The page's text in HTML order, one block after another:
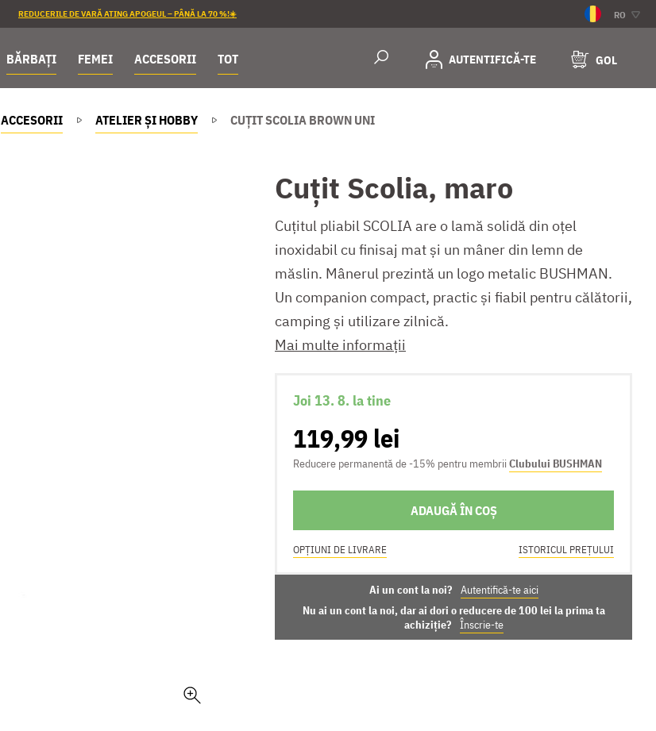
REDUCERILE DE VARĂ ATING APOGEUL – PÂNĂ LA 70 %!☀️ RO
BĂRBAȚI FEMEI ACCESORII TOT AUTENTIFICĂ-TE GOL
ACCESORII ATELIER ȘI HOBBY CUȚIT SCOLIA BROWN UNI
Cuțit Scolia, maro
Cuțitul pliabil SCOLIA are o lamă solidă din oțel
inoxidabil cu finisaj mat și un mâner din lemn de
măslin. Mânerul prezintă un logo metalic BUSHMAN.
Un companion compact, practic și fiabil pentru călătorii,
camping și utilizare zilnică.
Mai multe informații
Joi 13. 8. la tine
119,99 lei
Reducere permanentă de -15% pentru membrii Clubului BUSHMAN
ADAUGĂ ÎN COȘ
OPȚIUNI DE LIVRARE ISTORICUL PREȚULUI
Ai un cont la noi?
Autentifică-te aici
Nu ai un cont la noi, dar ai dori o reducere de 100 lei la prima ta
achiziție?
Înscrie-te